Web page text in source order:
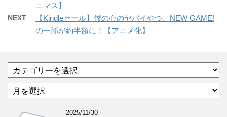
ニマス】
NEXT
【Kindleセール】僕の心のヤバイやつ、NEW GAME!
の一部が約半額に！【アニメ化】
テ
ゴ
リ
ア
ー
2025/11/30